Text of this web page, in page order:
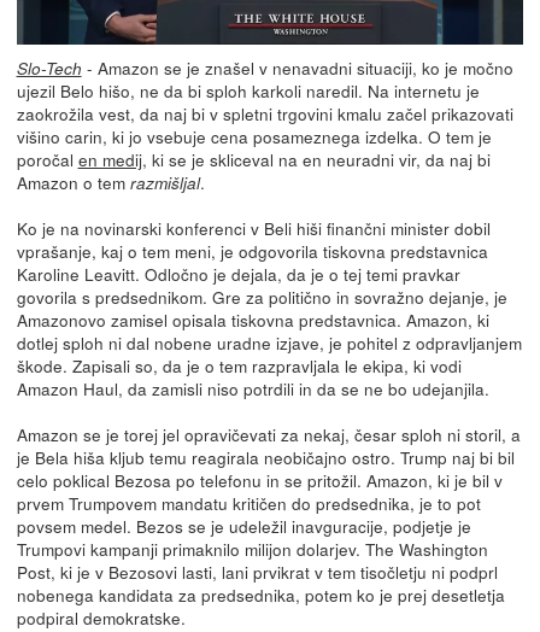
Slo-Tech - Amazon se je znašel v nenavadni situaciji, ko je močno
ujezil Belo hišo, ne da bi sploh karkoli naredil. Na internetu je
zaokrožila vest, da naj bi v spletni trgovini kmalu začel prikazovati
višino carin, ki jo vsebuje cena posameznega izdelka. O tem je
poročal en medij, ki se je skliceval na en neuradni vir, da naj bi
Amazon o tem razmišljal.
Ko je na novinarski konferenci v Beli hiši finančni minister dobil
vprašanje, kaj o tem meni, je odgovorila tiskovna predstavnica
Karoline Leavitt. Odločno je dejala, da je o tej temi pravkar
govorila s predsednikom. Gre za politično in sovražno dejanje, je
Amazonovo zamisel opisala tiskovna predstavnica. Amazon, ki
dotlej sploh ni dal nobene uradne izjave, je pohitel z odpravljanjem
škode. Zapisali so, da je o tem razpravljala le ekipa, ki vodi
Amazon Haul, da zamisli niso potrdili in da se ne bo udejanjila.
Amazon se je torej jel opravičevati za nekaj, česar sploh ni storil, a
je Bela hiša kljub temu reagirala neobičajno ostro. Trump naj bi bil
celo poklical Bezosa po telefonu in se pritožil. Amazon, ki je bil v
prvem Trumpovem mandatu kritičen do predsednika, je to pot
povsem medel. Bezos se je udeležil inavguracije, podjetje je
Trumpovi kampanji primaknilo milijon dolarjev. The Washington
Post, ki je v Bezosovi lasti, lani prvikrat v tem tisočletju ni podprl
nobenega kandidata za predsednika, potem ko je prej desetletja
podpiral demokratske.